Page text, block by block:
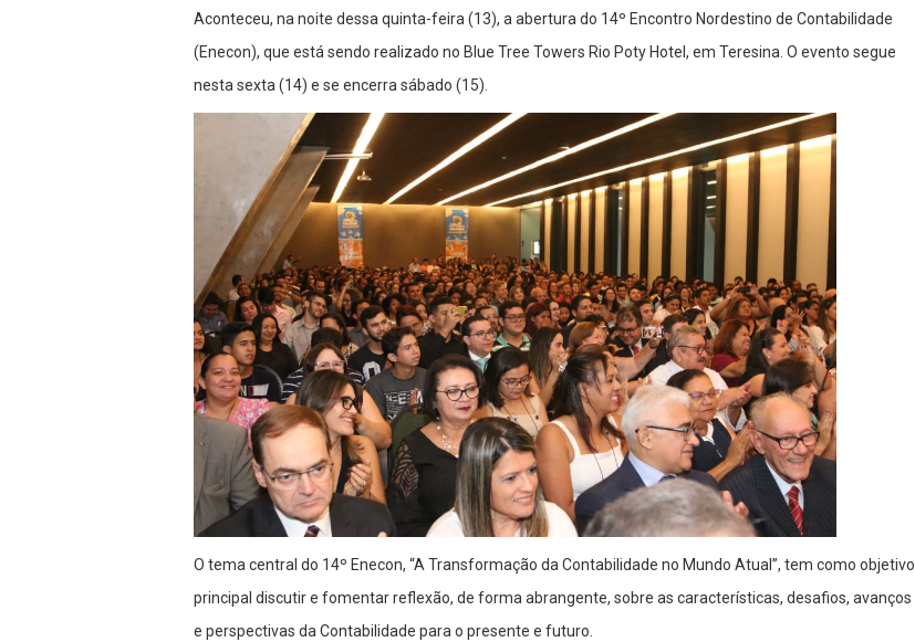
Aconteceu, na noite dessa quinta-feira (13), a abertura do 14º Encontro Nordestino de Contabilidade
(Enecon), que está sendo realizado no Blue Tree Towers Rio Poty Hotel, em Teresina. O evento segue
nesta sexta (14) e se encerra sábado (15).
O tema central do 14º Enecon, “A Transformação da Contabilidade no Mundo Atual”, tem como objetivo
principal discutir e fomentar reflexão, de forma abrangente, sobre as características, desafios, avanços
e perspectivas da Contabilidade para o presente e futuro.